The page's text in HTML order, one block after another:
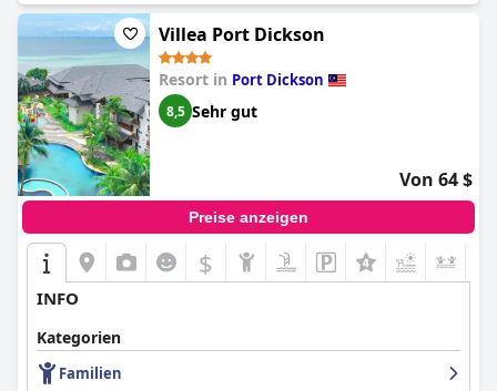
Villea Port Dickson
Resort in Port Dickson
8,5 Sehr gut
Von 64 $
Preise anzeigen
$
INFO
Kategorien
Familien